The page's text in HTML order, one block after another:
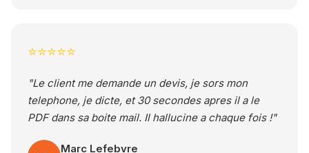
⭐⭐⭐⭐⭐
"Le client me demande un devis, je sors mon
telephone, je dicte, et 30 secondes apres il a le
PDF dans sa boite mail. Il hallucine a chaque fois !"
Marc Lefebvre